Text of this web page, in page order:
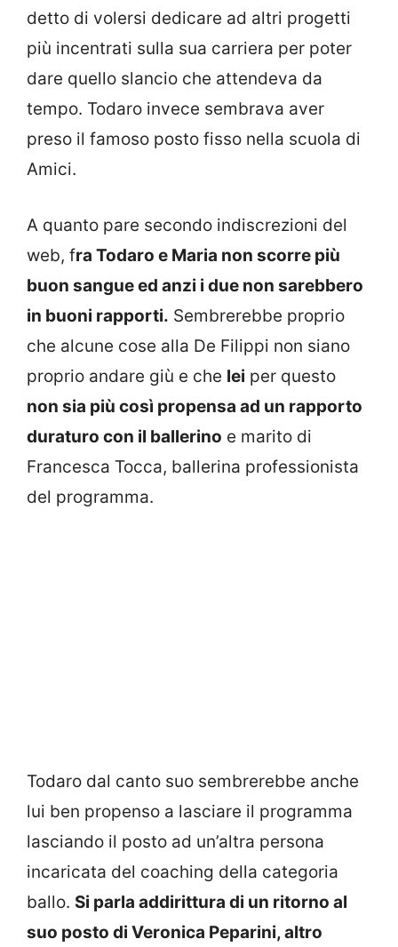
detto di volersi dedicare ad altri progetti
più incentrati sulla sua carriera per poter
dare quello slancio che attendeva da
tempo. Todaro invece sembrava aver
preso il famoso posto fisso nella scuola di
Amici.
A quanto pare secondo indiscrezioni del
web, fra Todaro e Maria non scorre più
buon sangue ed anzi i due non sarebbero
in buoni rapporti. Sembrerebbe proprio
che alcune cose alla De Filippi non siano
proprio andare giù e che lei per questo
non sia più così propensa ad un rapporto
duraturo con il ballerino e marito di
Francesca Tocca, ballerina professionista
del programma.
Todaro dal canto suo sembrerebbe anche
lui ben propenso a lasciare il programma
lasciando il posto ad un’altra persona
incaricata del coaching della categoria
ballo. Si parla addirittura di un ritorno al
suo posto di Veronica Peparini, altro